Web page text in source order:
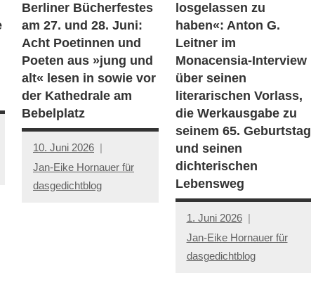
Berliner Bücherfestes
am 27. und 28. Juni:
Acht Poetinnen und
Poeten aus »jung und
alt« lesen in sowie vor
der Kathedrale am
Bebelplatz
10. Juni 2026
Jan-Eike Hornauer für
dasgedichtblog
losgelassen zu
haben«: Anton G.
Leitner im
Monacensia-Interview
über seinen
literarischen Vorlass,
die Werkausgabe zu
seinem 65. Geburtstag
und seinen
dichterischen
Lebensweg
1. Juni 2026
Jan-Eike Hornauer für
dasgedichtblog